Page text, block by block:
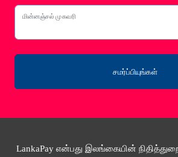
மின்னஞ்சல் முகவரி
சமர்ப்பியுங்கள்
LankaPay என்பது இலங்கையின்